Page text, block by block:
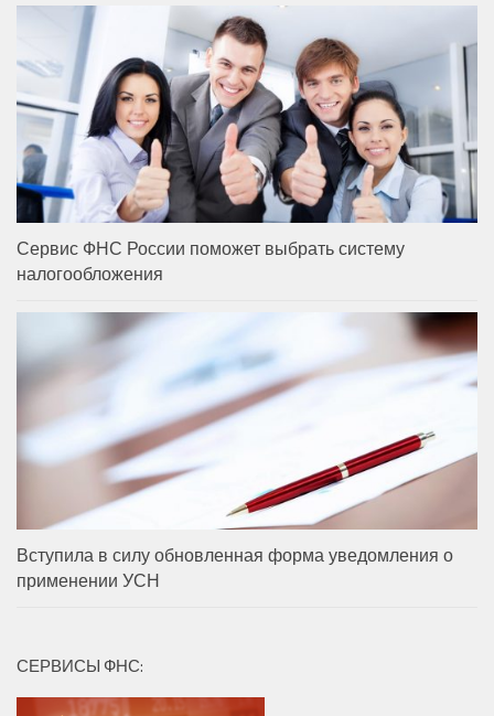
Сервис ФНС России поможет выбрать систему
налогообложения
Вступила в силу обновленная форма уведомления о
применении УСН
СЕРВИСЫ ФНС: